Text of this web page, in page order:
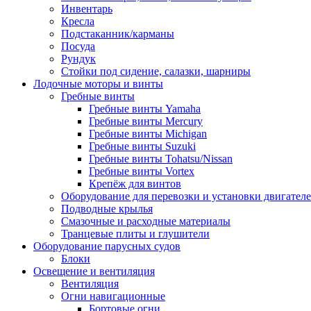
Инвентарь
Кресла
Подстаканник/карманы
Посуда
Рундук
Стойки под сидение, салазки, шарниры
Лодочные моторы и винты
Гребные винты
Гребные винты Yamaha
Гребные винты Mercury
Гребные винты Michigan
Гребные винты Suzuki
Гребные винты Tohatsu/Nissan
Гребные винты Vortex
Крепёж для винтов
Оборудование для перевозки и установки
Подводные крылья
Смазочные и расходные материалы
Транцевые плиты и глушители
Оборудование парусных судов
Блоки
Освещение и вентиляция
Вентиляция
Огни навигационные
Бортовые огни